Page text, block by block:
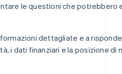
le questioni che potrebbero
dettagliate e a
i dati finanziari e la posizione di